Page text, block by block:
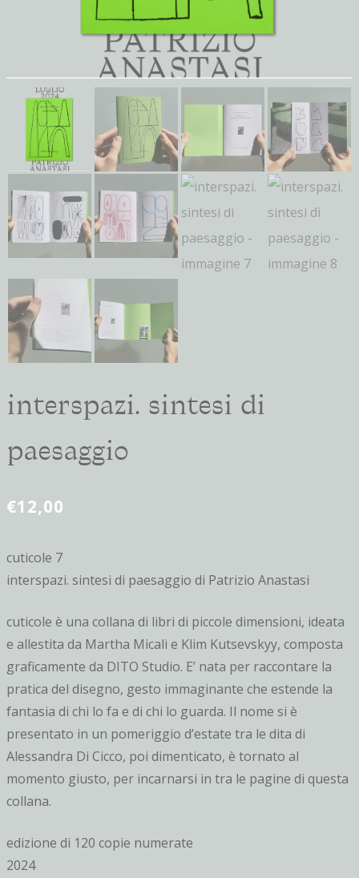
interspazi. sintesi di
paesaggio
€12,00
cuticole 7
interspazi. sintesi di paesaggio di Patrizio Anastasi
cuticole è una collana di libri di piccole dimensioni, ideata
e allestita da Martha Micali e Klim Kutsevskyy, composta
graficamente da DITO Studio. E’ nata per raccontare la
pratica del disegno, gesto immaginante che estende la
fantasia di chi lo fa e di chi lo guarda. Il nome si è
presentato in un pomeriggio d’estate tra le dita di
Alessandra Di Cicco, poi dimenticato, è tornato al
momento giusto, per incarnarsi in tra le pagine di questa
collana.
edizione di 120 copie numerate
2024